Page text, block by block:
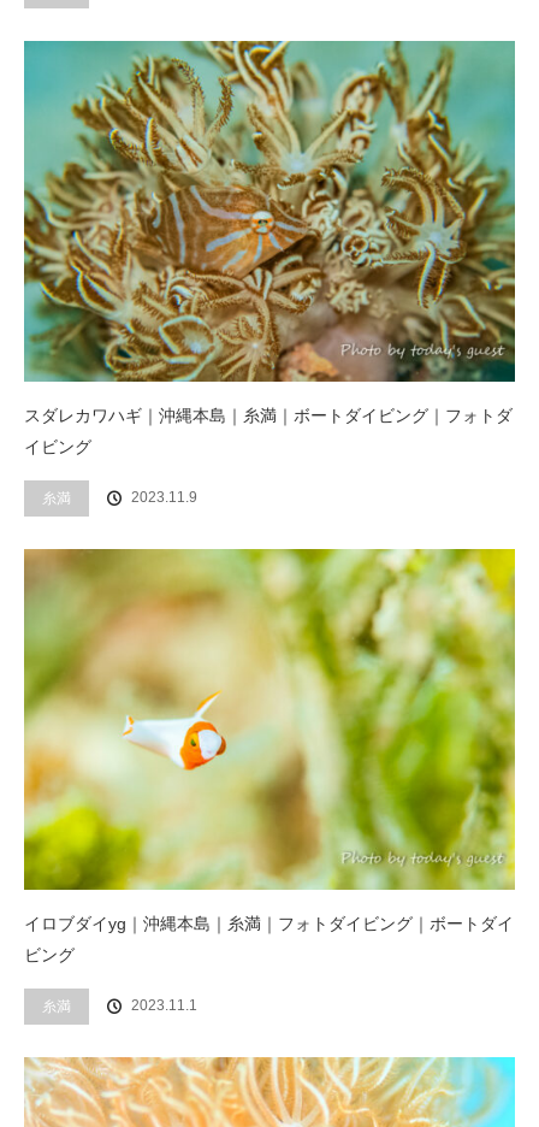
スダレカワハギ｜沖縄本島｜糸満｜ボートダイビング｜フォトダ
イビング
糸満 2023.11.9
イロブダイyg｜沖縄本島｜糸満｜フォトダイビング｜ボートダイ
ビング
糸満 2023.11.1